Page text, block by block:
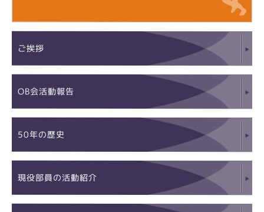
ご挨拶
OB会活動報告
50年の歴史
現役部員の活動紹介